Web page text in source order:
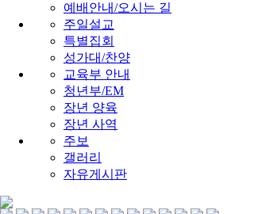
예배안내/오시는 길
주일설교
특별집회
성가대/찬양
교육부 안내
청년부/EM
장년 양육
장년 사역
주보
갤러리
자유게시판